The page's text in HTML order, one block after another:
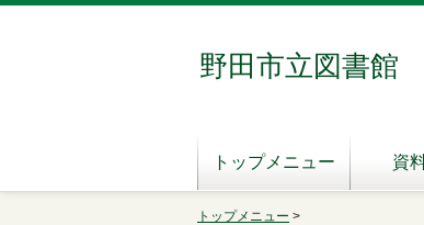
野田市立図書館
トップメニュー 資
トップメニュー >